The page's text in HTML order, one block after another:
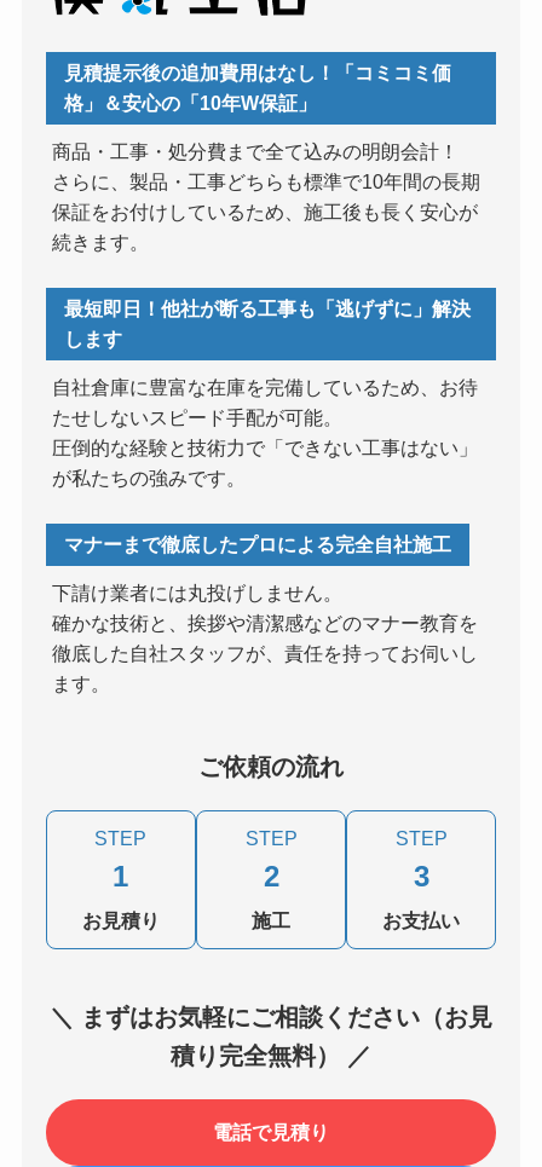
見積提示後の追加費用はなし！「コミコミ価
格」＆安心の「10年W保証」
商品・工事・処分費まで全て込みの明朗会計！
さらに、製品・工事どちらも標準で10年間の長期
保証をお付けしているため、施工後も長く安心が
続きます。
最短即日！他社が断る工事も「逃げずに」解決
します
自社倉庫に豊富な在庫を完備しているため、お待
たせしないスピード手配が可能。
圧倒的な経験と技術力で「できない工事はない」
が私たちの強みです。
マナーまで徹底したプロによる完全自社施工
下請け業者には丸投げしません。
確かな技術と、挨拶や清潔感などのマナー教育を
徹底した自社スタッフが、責任を持ってお伺いし
ます。
ご依頼の流れ
STEP
1
お見積り
STEP
2
施工
STEP
3
お支払い
＼ まずはお気軽にご相談ください（お見
積り完全無料） ／
電話で見積り